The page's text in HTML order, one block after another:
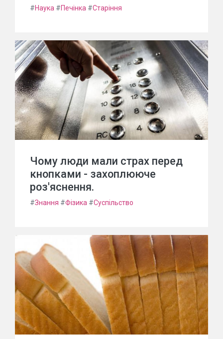
#Наука #Печінка #Старіння
Чому люди мали страх перед
кнопками - захоплююче
роз'яснення.
#Знання #Фізика #Суспільство